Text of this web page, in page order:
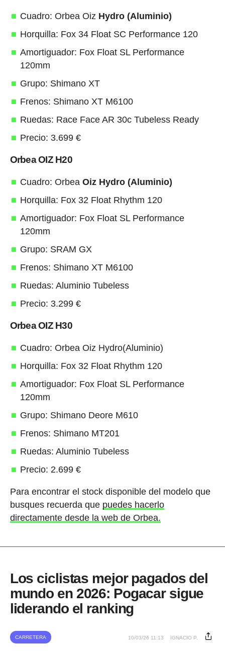
Cuadro: Orbea Oiz Hydro (Aluminio)
Horquilla: Fox 34 Float SC Performance 120
Amortiguador: Fox Float SL Performance
120mm
Grupo: Shimano XT
Frenos: Shimano XT M6100
Ruedas: Race Face AR 30c Tubeless Ready
Precio: 3.699 €
Orbea OIZ H20
Cuadro: Orbea Oiz Hydro (Aluminio)
Horquilla: Fox 32 Float Rhythm 120
Amortiguador: Fox Float SL Performance
120mm
Grupo: SRAM GX
Frenos: Shimano XT M6100
Ruedas: Aluminio Tubeless
Precio: 3.299 €
Orbea OIZ H30
Cuadro: Orbea Oiz Hydro(Aluminio)
Horquilla: Fox 32 Float Rhythm 120
Amortiguador: Fox Float SL Performance
120mm
Grupo: Shimano Deore M610
Frenos: Shimano MT201
Ruedas: Aluminio Tubeless
Precio: 2.699 €
Para encontrar el stock disponible del modelo que
busques recuerda que puedes hacerlo
directamente desde la web de Orbea.
Los ciclistas mejor pagados del
mundo en 2026: Pogacar sigue
liderando el ranking
CARRETERA 10/03/26 11:13 IGNACIO P.